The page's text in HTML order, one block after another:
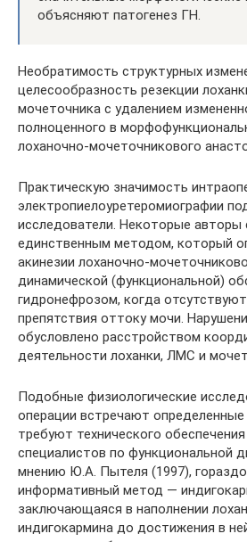
объясняют патогенез ГН.
Необратимость структурных
целесообразность резекции
мочеточника с удалением
полноценного в
лоханочно-мочеточникового
Практическую значимость
электропиелоуретеромиографии
исследователи. Некоторые авторы
единственным методом, который
акинезии лоханочно-
динамической (функциональной)
гидронефрозом, когда
препятствия оттоку мочи.
обусловлено расстройством
деятельности лоханки, ЛМС и
Подобные физиологические
операции встречают
требуют технического
специалистов по функциональной
мнению Ю.А. Пытеля (1997),
информативный метод —
заключающаяся в наполнении
индигокармина до достижения в